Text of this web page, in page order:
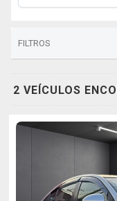
FILTROS
2 VEÍCULOS